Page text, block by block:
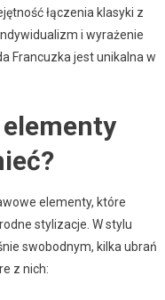
łączenia klasyki z
i wyrażenie
Francuzka jest unikalna w
elementy, które
stylizacje. W stylu
swobodnym, kilka ubrań
z nich: